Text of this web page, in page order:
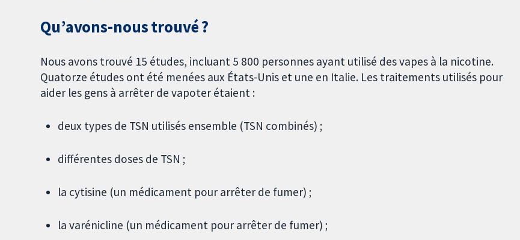
Qu’avons-nous trouvé ?
Nous avons trouvé 15 études, incluant 5 800 personnes ayant utilisé des vapes à la nicotine.
Quatorze études ont été menées aux États-Unis et une en Italie. Les traitements utilisés pour
aider les gens à arrêter de vapoter étaient :
deux types de TSN utilisés ensemble (TSN combinés) ;
différentes doses de TSN ;
la cytisine (un médicament pour arrêter de fumer) ;
la varénicline (un médicament pour arrêter de fumer) ;